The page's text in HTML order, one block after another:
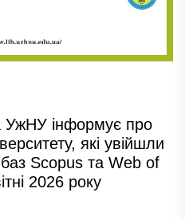
УжНУ інформує про
які увійшли
Scopus та Web of
2026 року